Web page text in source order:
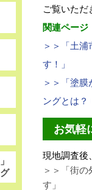
ご覧いただ
関連ページ
＞＞「土
す！」
＞＞「塗膜
ングとは？
お気軽
現地調査後
＞＞「街の
す 」